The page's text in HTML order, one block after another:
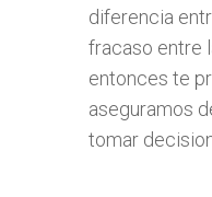
diferencia
fracaso entre
entonces te
aseguramos
tomar